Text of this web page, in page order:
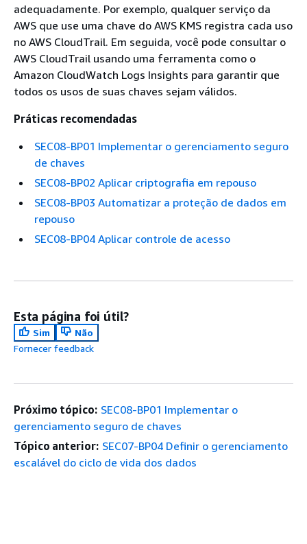
adequadamente. Por exemplo, qualquer serviço da
AWS que use uma chave do AWS KMS registra cada uso
no AWS CloudTrail. Em seguida, você pode consultar o
AWS CloudTrail usando uma ferramenta como o
Amazon CloudWatch Logs Insights para garantir que
todos os usos de suas chaves sejam válidos.
Práticas recomendadas
SEC08-BP01 Implementar o gerenciamento seguro
de chaves
SEC08-BP02 Aplicar criptografia em repouso
SEC08-BP03 Automatizar a proteção de dados em
repouso
SEC08-BP04 Aplicar controle de acesso
Esta página foi útil?
Sim
Não
Fornecer feedback
Próximo tópico: SEC08-BP01 Implementar o
gerenciamento seguro de chaves
Tópico anterior: SEC07-BP04 Definir o gerenciamento
escalável do ciclo de vida dos dados